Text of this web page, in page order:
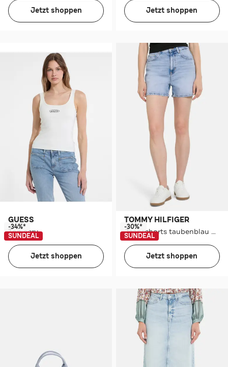
Jetzt shoppen Jetzt shoppen
GUESS
Top ecru
-34%*
SUNDEAL
Jetzt shoppen
TOMMY HILFIGER
Jeansshorts taubenblau mom
-30%*
SUNDEAL
Jetzt shoppen